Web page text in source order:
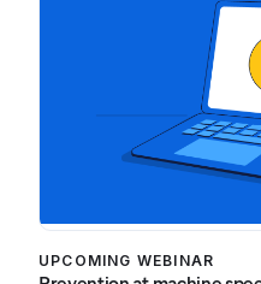
UPCOMING WEBINAR